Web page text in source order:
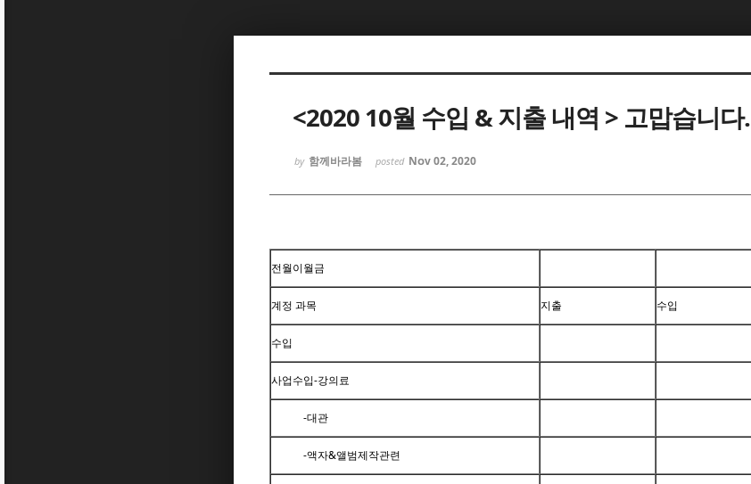
<2020 10월 수입 & 지출 내역 > 고맙습니다.
by 함께바라봄 posted Nov 02, 2020
전월이월금
계정 과목 지출 수입
수입
사업수입-강의료
-대관
-액자&앨범제작관련
Sketchbook5, 스케치북5
Sketchbook5, 스케치북5